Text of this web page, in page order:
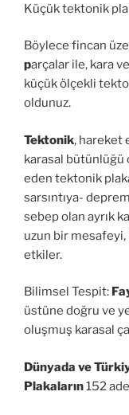
Küçük tektonik
Böylece fincan
parçalar ile, kara
küçük ölçekli
oldunuz.
Tektonik, hareket
karasal bütünlüğü
eden tektonik
sarsıntıya-
sebep olan ayrık
uzun bir mesafeyi,
etkiler.
Bilimsel Tespit:
üstüne doğru ve
oluşmuş karasal
Dünyada ve
Plakaların152